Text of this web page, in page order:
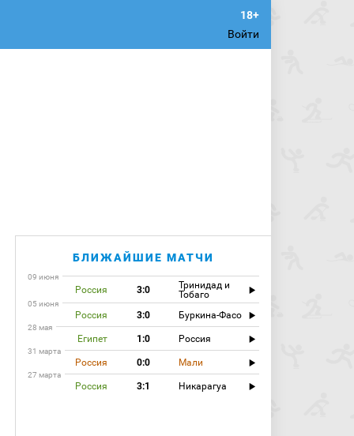
Войти
БЛИЖАЙШИЕ МАТЧИ
09 июня
Россия 3:0
Тринидад и
Тобаго
05 июня
Россия 3:0 Буркина-Фасо
28 мая
Египет 1:0 Россия
31 марта
Россия 0:0 Мали
27 марта
Россия 3:1 Никарагуа